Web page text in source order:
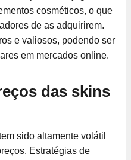
cosméticos, o que
de as adquirirem.
e valiosos, podendo ser
em mercados online.
das skins
sido altamente volátil
Estratégias de